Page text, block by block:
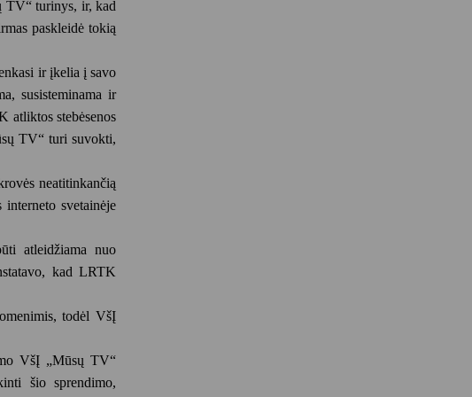
TV“ turinys, ir, kad
paskleidė tokią
ir įkelia į savo
susisteminama ir
atliktos stebėsenos
TV“ turi suvokti,
neatitinkančią
interneto svetainėje
atleidžiama nuo
kad LRTK
todėl VšĮ
VšĮ „Mūsų TV“
šio sprendimo,